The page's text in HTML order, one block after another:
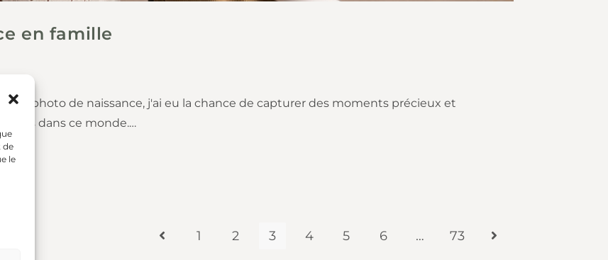
de
le
en famille
photo de naissance, j'ai eu la chance de capturer des moments précieux et
nés dans ce monde.…
1 2 3 4 5 6 … 73